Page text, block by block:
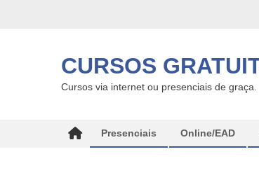
CURSOS
Cursos via internet ou presenciais de graça.
Presenciais Online/EAD